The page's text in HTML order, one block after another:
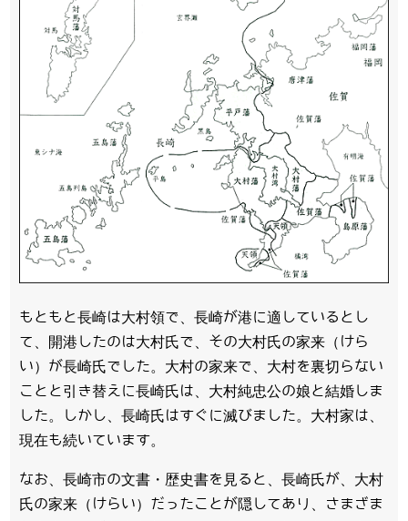
もともと長崎は大村領で、長崎が港に適しているとし
て、開港したのは大村氏で、その大村氏の家来（けら
い）が長崎氏でした。大村の家来で、大村を裏切らない
ことと引き替えに長崎氏は、大村純忠公の娘と結婚しま
した。しかし、長崎氏はすぐに滅びました。大村家は、
現在も続いています。
なお、長崎市の文書・歴史書を見ると、長崎氏が、大村
氏の家来（けらい）だったことが隠してあり、さまざま